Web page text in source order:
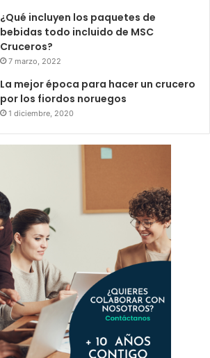
¿Qué incluyen los paquetes de
bebidas todo incluido de MSC
Cruceros?
7 marzo, 2022
La mejor época para hacer un crucero
por los fiordos noruegos
1 diciembre, 2020